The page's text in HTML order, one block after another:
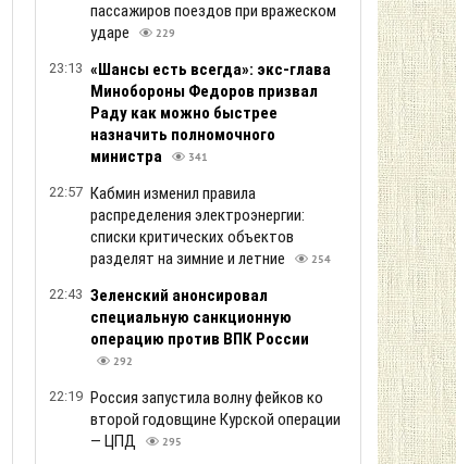
пассажиров поездов при вражеском
ударе
229
23:13 «Шансы есть всегда»: экс-глава
Минобороны Федоров призвал
Раду как можно быстрее
назначить полномочного
министра
341
22:57 Кабмин изменил правила
распределения электроэнергии:
списки критических объектов
разделят на зимние и летние
254
22:43 Зеленский анонсировал
специальную санкционную
операцию против ВПК России
292
22:19 Россия запустила волну фейков ко
второй годовщине Курской операции
— ЦПД
295